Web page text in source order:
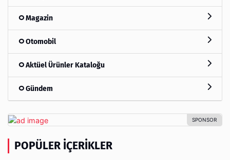
Magazin
Otomobil
Aktüel Ürünler Kataloğu
Gündem
POPÜLER İÇERIKLER